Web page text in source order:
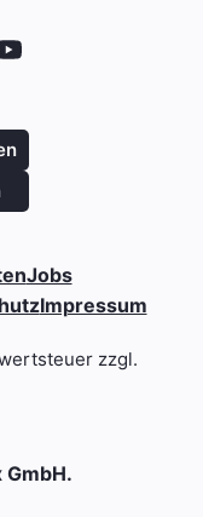
Jobs
Impressum
zzgl.